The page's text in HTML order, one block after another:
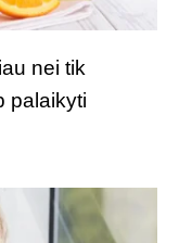
nei tik
palaikyti